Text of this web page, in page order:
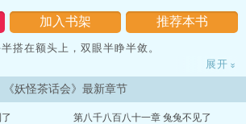
加入书架 推荐本书
搭在额头上，双眼半睁半敛。
过于明媚的阳光。
展开 »
《妖怪茶话会》最新章节
第八千八百八十一章 兔兔不见了